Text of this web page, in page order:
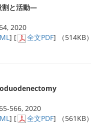
割と活動―
2020
] [ 全文PDF] （514KB）
566, 2020
] [ 全文PDF] （561KB）